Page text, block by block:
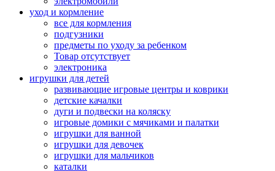
уход и кормление
все для кормления
подгузники
предметы по уходу за ребенком
Товар отсутствует
электроника
игрушки для детей
развивающие игровые центры и коврики
детские качалки
дуги и подвески на коляску
игровые домики с мячиками и палатки
игрушки для ванной
игрушки для девочек
игрушки для мальчиков
каталки